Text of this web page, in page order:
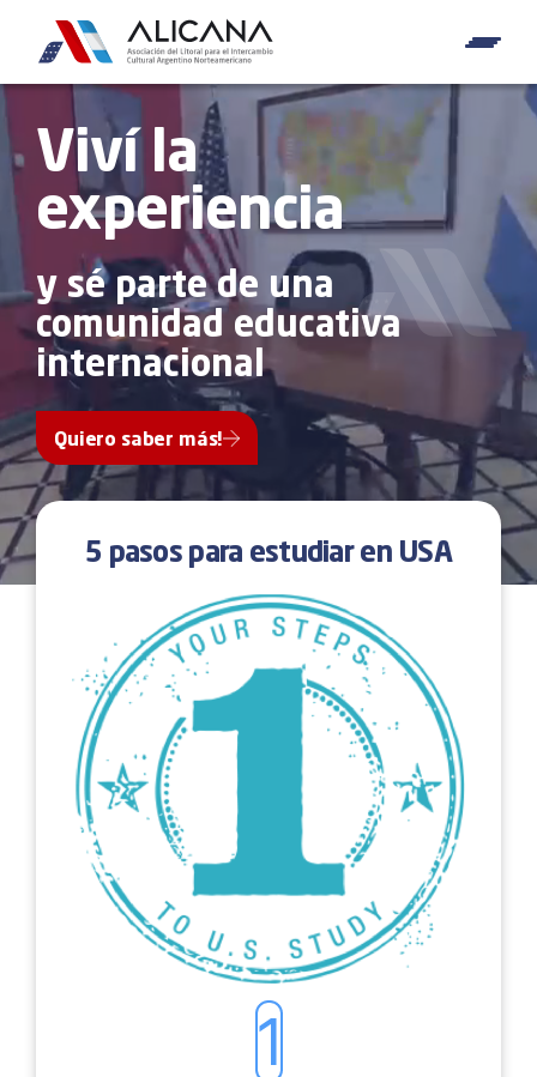
Viví la
experiencia
y sé parte de una
comunidad educativa
internacional
Quiero saber más!
5 pasos para estudiar en USA
1